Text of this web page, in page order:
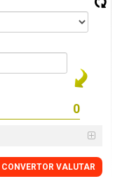
CONVERTOR VALUTAR